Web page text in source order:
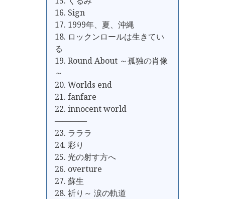
16. Sign
17. 1999年、夏、沖縄
18. ロックンロールは生きてい
る
19. Round About ～孤独の肖像
～
20. Worlds end
21. fanfare
22. innocent world
————
23. ラララ
24. 彩り
25. 光の射す方へ
26. overture
27. 蘇生
28. 祈り～ 涙の軌道